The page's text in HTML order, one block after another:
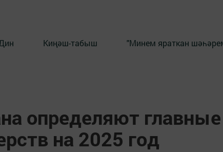
Киңәш-табыш "Минем яраткан
определяют главные
на 2025 год